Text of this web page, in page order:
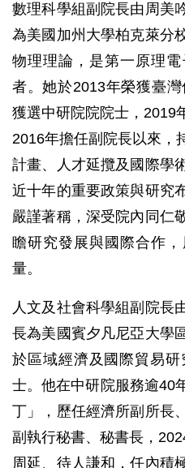
數理科學組副院長由周美
為美國加州大學柏克萊分
物理理論，是第一原理
者。她於2013年榮獲臺
獲選中研院院院士，2019
2016年擔任副院長以來，
計畫、人才延攬及國際學
近十年的重要政策與研究
嚴謹著稱，深受院內同仁
瞻研究發展與國際合作
量。
人文及社會科學組副院長
長為美國賓夕凡尼亞大學
於區域經濟及國際貿易
士。他在中研院服務逾40
丁」，歷任經濟所副所長
副執行秘書、秘書長，
周延、待人謙和，任內積